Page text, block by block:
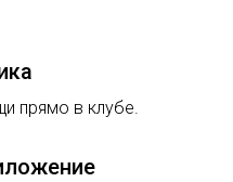
прямо в клубе.